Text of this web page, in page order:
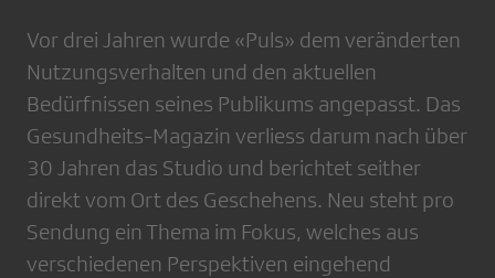
Vor drei Jahren wurde «Puls» dem veränderten
Nutzungsverhalten und den aktuellen
Bedürfnissen seines Publikums angepasst. Das
Gesundheits-Magazin verliess darum nach über
30 Jahren das Studio und berichtet seither
direkt vom Ort des Geschehens. Neu steht pro
Sendung ein Thema im Fokus, welches aus
verschiedenen Perspektiven eingehend